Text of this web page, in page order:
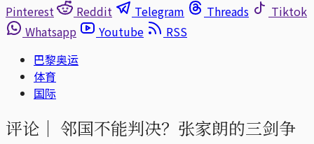
Pinterest
Reddit Telegram Threads
Tiktok
Whatsapp
Youtube
RSS
巴黎奥运
体育
国际
评论｜ 邻国不能判决？张家朗的三剑争